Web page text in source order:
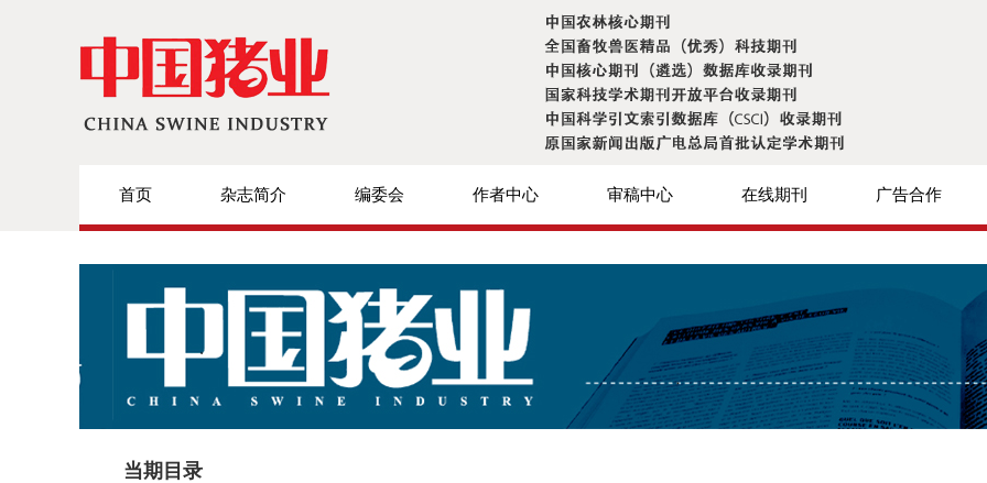
首页 杂志简介 编委会 作者中心 审稿中心 在线期刊 广告合作
当期目录